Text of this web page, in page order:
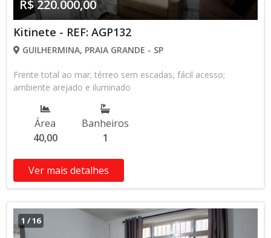
R$ 220.000,00
Kitinete - REF: AGP132
GUILHERMINA, PRAIA GRANDE - SP
Frente total ao mar; térreo sem escadas, fácil acesso;
ambiente arejado e iluminado
Área
40,00
Banheiros
1
Ver mais detalhes
1 /16